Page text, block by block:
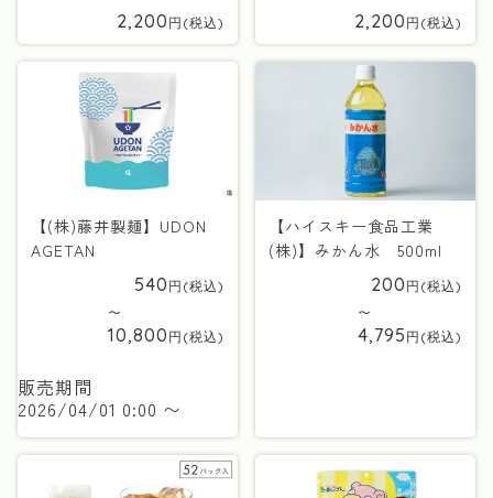
2,200
2,200
【(株)藤井製麺】UDON
AGETAN
540
〜
10,800
販売期間
2026/04/01 0:00 〜
【ハイスキー食品工業
(株)】みかん水 500ml
200
〜
4,795